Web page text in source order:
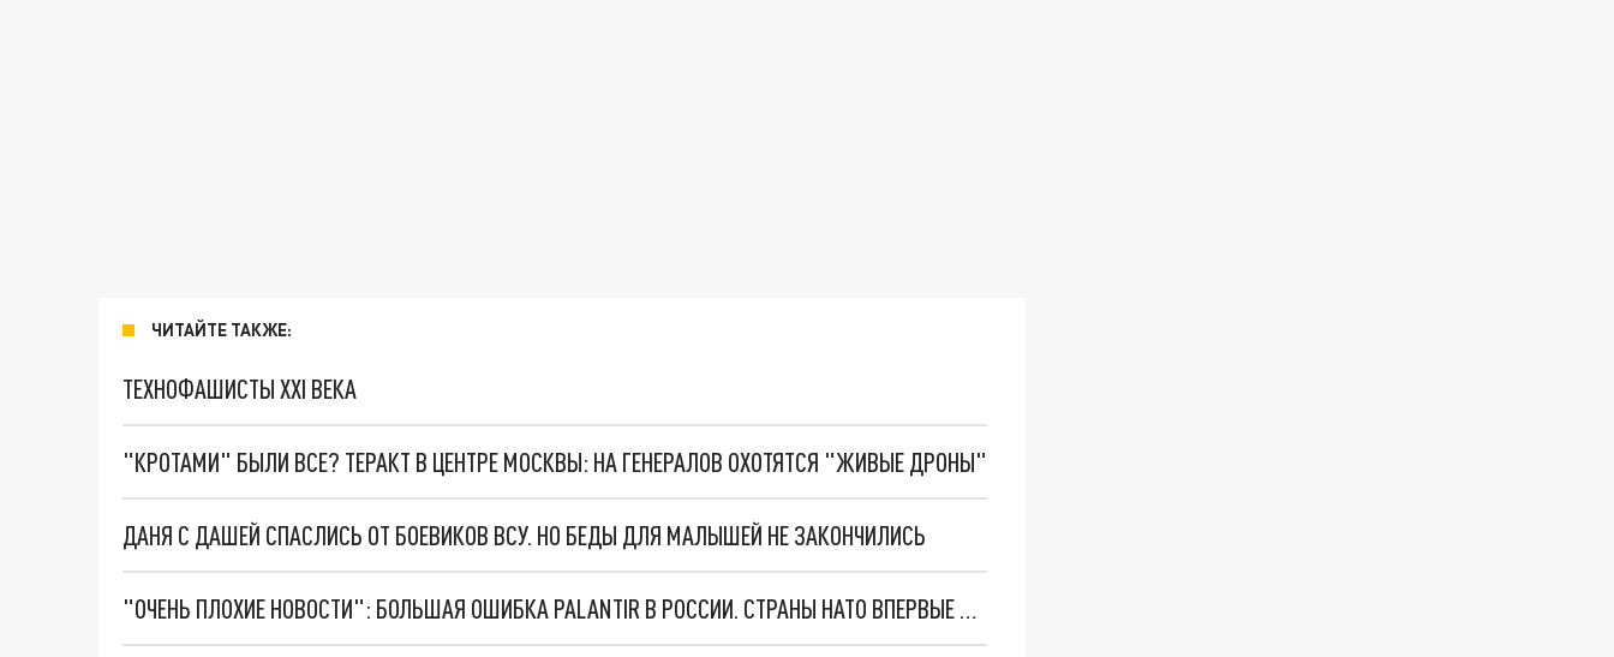
ЧИТАЙТЕ ТАКЖЕ:
ТЕХНОФАШИСТЫ XXI ВЕКА
"КРОТАМИ" БЫЛИ ВСЕ? ТЕРАКТ В ЦЕНТРЕ МОСКВЫ: НА ГЕНЕРАЛОВ ОХОТЯТСЯ "ЖИВЫЕ ДРОНЫ"
ДАНЯ С ДАШЕЙ СПАСЛИСЬ ОТ БОЕВИКОВ ВСУ. НО БЕДЫ ДЛЯ МАЛЫШЕЙ НЕ ЗАКОНЧИЛИСЬ
"ОЧЕНЬ ПЛОХИЕ НОВОСТИ": БОЛЬШАЯ ОШИБКА PALANTIR В РОССИИ. СТРАНЫ НАТО ВПЕРВЫЕ ЗА СВО ОСТАНОВИЛИ ПОСТАВКИ ОРУЖИЯ. ВСУ ТЕРЯЮТ ПРИГРАНИЧЬЕ?